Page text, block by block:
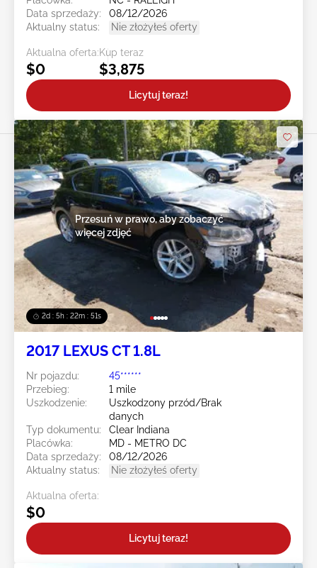
Data sprzedaży:
08/12/2026
Aktualny status:
Nie złożyłeś oferty
Aktualna oferta:
$0
Kup teraz
$3,875
Licytuj teraz!
2d : 5h : 22m : 49s
Przesuń w prawo, aby zobaczyć
więcej zdjęć
2017 LEXUS CT 1.8L
Nr pojazdu:
45******
Przebieg:
1 mile
Uszkodzenie:
Uszkodzony przód/Brak
danych
Typ dokumentu:
Clear Indiana
Placówka:
MD - METRO DC
Data sprzedaży:
08/12/2026
Aktualny status:
Nie złożyłeś oferty
Aktualna oferta:
$0
Licytuj teraz!